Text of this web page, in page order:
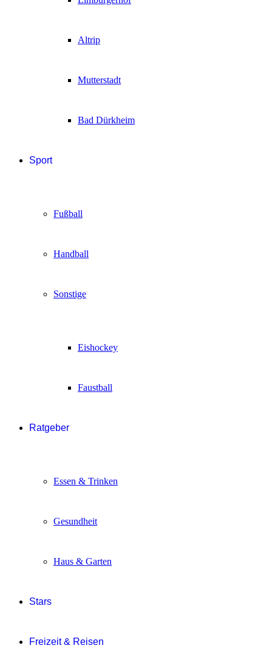
Altrip
Mutterstadt
Bad Dürkheim
Sport
Fußball
Handball
Sonstige
Eishockey
Faustball
Ratgeber
Essen & Trinken
Gesundheit
Haus & Garten
Stars
Freizeit & Reisen